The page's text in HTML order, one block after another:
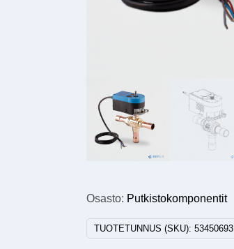
Osasto: Putkistokomponentit
TUOTETUNNUS (SKU):53450693